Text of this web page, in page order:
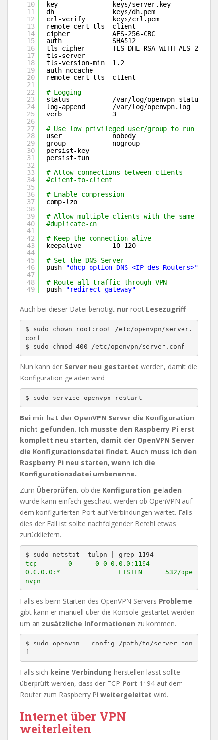
10
11
12
13
14
15
16
17
18
19
20
21
22
23
24
25
26
27
28
29
30
31
32
33
34
35
36
37
38
39
40
41
42
43
44
45
46
47
48
49
key              keys/server.key
dh               keys/dh.pem
crl-verify       keys/crl .pem
remote-cert-tls  client
cipher           AES-256-CBC
auth             SHA512
tls-cipher       TLS-DHE-RSA-WITH-AES-256-
tls-server
tls-version-min  1.2
auth-nocache
remote-cert-tls  client
# Logging
status
/var/log/openvpn-status
log-append
/var/log/openvpn.log
verb             3
# Use low privileged user/group to run the
user             nobody
group            nogroup
persist-key
persist-tun
# Allow connections between clients
#client-to-client
# Enable compression
comp-lzo
# Allow multiple clients with the same
#duplicate-cn
# Keep the connection alive
keepalive        10 120
# Set the DNS Server
push
"dhcp-option DNS <IP-des-Routers>"
# Route all traffic through VPN
push
"redirect-gateway"
Auch bei dieser Datei benötigt nur root Lesezugriff
$ sudo chown root:root /etc/openvpn/server.
conf
Nun kann der Server neu gestartet werden, damit die
Konfiguration geladen wird
Bei mir hat der OpenVPN Server die Konfiguration
nicht gefunden. Ich musste den Raspberry Pi erst
komplett neu starten, damit der OpenVPN Server
die Konfigurationsdatei findet. Auch muss ich den
Raspberry Pi neu starten, wenn ich die
Konfigurationsdatei umbenenne.
Zum Überprüfen, ob die Konfiguration geladen
wurde kann einfach geschaut werden ob OpenVPN auf
dem konfigurierten Port auf Verbindungen wartet. Falls
dies der Fall ist sollte nachfolgender Befehl etwas
zurückliefern.
$ sudo netstat -tulpn | grep 1194
tcp        0      0 0.0.0.0:1194
0.0.0.0:*               LISTEN      532/ope
nvpn
Falls es beim Starten des OpenVPN Servers Probleme
gibt kann er manuell über die Konsole gestartet werden
um an zusätzliche Informationen zu kommen.
$ sudo openvpn --config /path/to/server.con
Falls sich keine Verbindung herstellen lässt sollte
überprüft werden, dass der TCP Port 1194 auf dem
Router zum Raspberry Pi weitergeleitet wird.
Internet über VPN
weiterleiten